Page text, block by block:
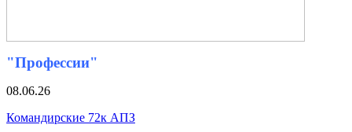
"Профессии"
08.06.26
Командирские 72к АПЗ